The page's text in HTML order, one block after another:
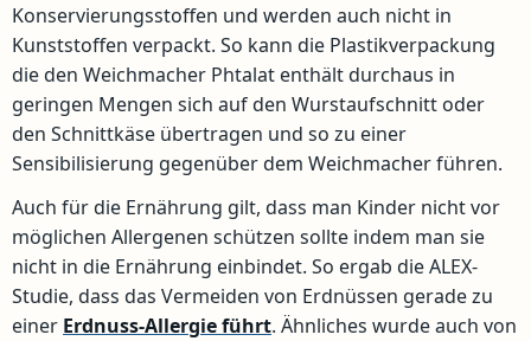
Konservierungsstoffen und werden auch nicht in
Kunststoffen verpackt. So kann die Plastikverpackung
die den Weichmacher Phtalat enthält durchaus in
geringen Mengen sich auf den Wurstaufschnitt oder
den Schnittkäse übertragen und so zu einer
Sensibilisierung gegenüber dem Weichmacher führen.
Auch für die Ernährung gilt, dass man Kinder nicht vor
möglichen Allergenen schützen sollte indem man sie
nicht in die Ernährung einbindet. So ergab die ALEX-
Studie, dass das Vermeiden von Erdnüssen gerade zu
einer Erdnuss-Allergie führt. Ähnliches wurde auch von